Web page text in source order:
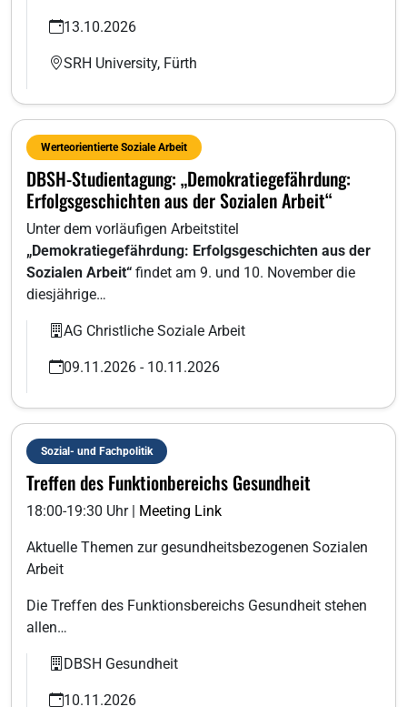
13.10.2026
SRH University, Fürth
Werteorientierte Soziale Arbeit
DBSH-Studientagung: „Demokratiegefährdung:
Erfolgsgeschichten aus der Sozialen Arbeit“
Unter dem vorläufigen Arbeitstitel
„Demokratiegefährdung: Erfolgsgeschichten aus der
Sozialen Arbeit“ findet am 9. und 10. November die
diesjährige…
AG Christliche Soziale Arbeit
09.11.2026 - 10.11.2026
Sozial- und Fachpolitik
Treffen des Funktionbereichs Gesundheit
18:00-19:30 Uhr | Meeting Link
Aktuelle Themen zur gesundheitsbezogenen Sozialen
Arbeit
Die Treffen des Funktionsbereichs Gesundheit stehen
allen…
DBSH Gesundheit
10.11.2026